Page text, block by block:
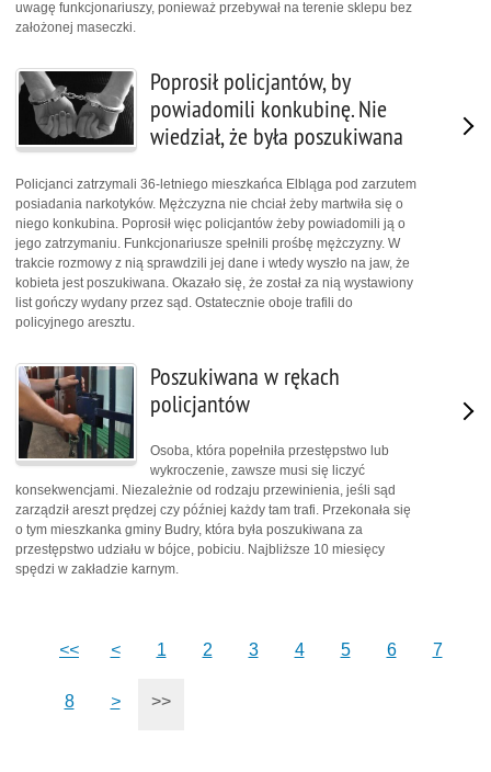
uwagę funkcjonariuszy, ponieważ przebywał na terenie sklepu bez
założonej maseczki.
Poprosił policjantów, by
powiadomili konkubinę. Nie
wiedział, że była poszukiwana
Policjanci zatrzymali 36-letniego mieszkańca Elbląga pod zarzutem
posiadania narkotyków. Mężczyzna nie chciał żeby martwiła się o
niego konkubina. Poprosił więc policjantów żeby powiadomili ją o
jego zatrzymaniu. Funkcjonariusze spełnili prośbę mężczyzny. W
trakcie rozmowy z nią sprawdzili jej dane i wtedy wyszło na jaw, że
kobieta jest poszukiwana. Okazało się, że został za nią wystawiony
list gończy wydany przez sąd. Ostatecznie oboje trafili do
policyjnego aresztu.
Poszukiwana w rękach
policjantów
Osoba, która popełniła przestępstwo lub
wykroczenie, zawsze musi się liczyć
konsekwencjami. Niezależnie od rodzaju przewinienia, jeśli sąd
zarządził areszt prędzej czy później każdy tam trafi. Przekonała się
o tym mieszkanka gminy Budry, która była poszukiwana za
przestępstwo udziału w bójce, pobiciu. Najbliższe 10 miesięcy
spędzi w zakładzie karnym.
<< < 1 2 3 4 5 6 7
8 > >>